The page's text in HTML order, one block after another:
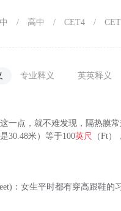
/ 高中 / CET4 /
专业释义 英英释义
一点，就不难发现，隔热膜
是30.48米）等于100英尺 （Ft
：女生平时都有穿高跟鞋的